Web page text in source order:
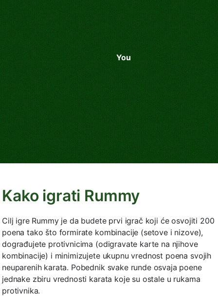
You
Kako igrati Rummy
Cilj igre Rummy je da budete prvi igrač koji će osvojiti 200
poena tako što formirate kombinacije (setove i nizove),
dograđujete protivnicima (odigravate karte na njihove
kombinacije) i minimizujete ukupnu vrednost poena svojih
neuparenih karata. Pobednik svake runde osvaja poene
jednake zbiru vrednosti karata koje su ostale u rukama
protivnika.